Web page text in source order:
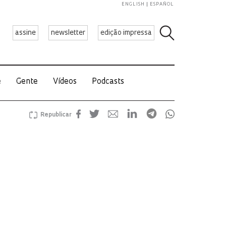
assine newsletter edição impressa
ENGLISH ESPAÑOL
Gente Vídeos Podcasts
Republicar